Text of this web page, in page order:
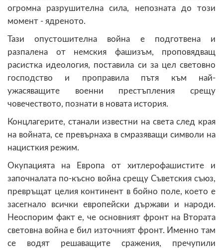
огромна разрушителна сила, непозната до този
момент - ядреното.
Тази опустошителна война е подготвена и
разпалена от немския фашизъм, проповядващ
расистка идеология, поставила си за цел световно
господство и проправила пътя към най-
ужасяващите военни престъпления срещу
човечеството, познати в новата история.
Концлагерите, станали известни на света след края
на войната, се превърнаха в смразяващи символи на
нацисткия режим.
Окупацията на Европа от хитлерофашистите и
започналата по-късно война срещу Съветския съюз,
превръщат целия континент в бойно поле, което е
засегнало всички европейски държави и народи.
Неоспорим факт е, че основният фронт на Втората
световна война е бил източният фронт. Именно там
се водят решаващите сражения, пречупили